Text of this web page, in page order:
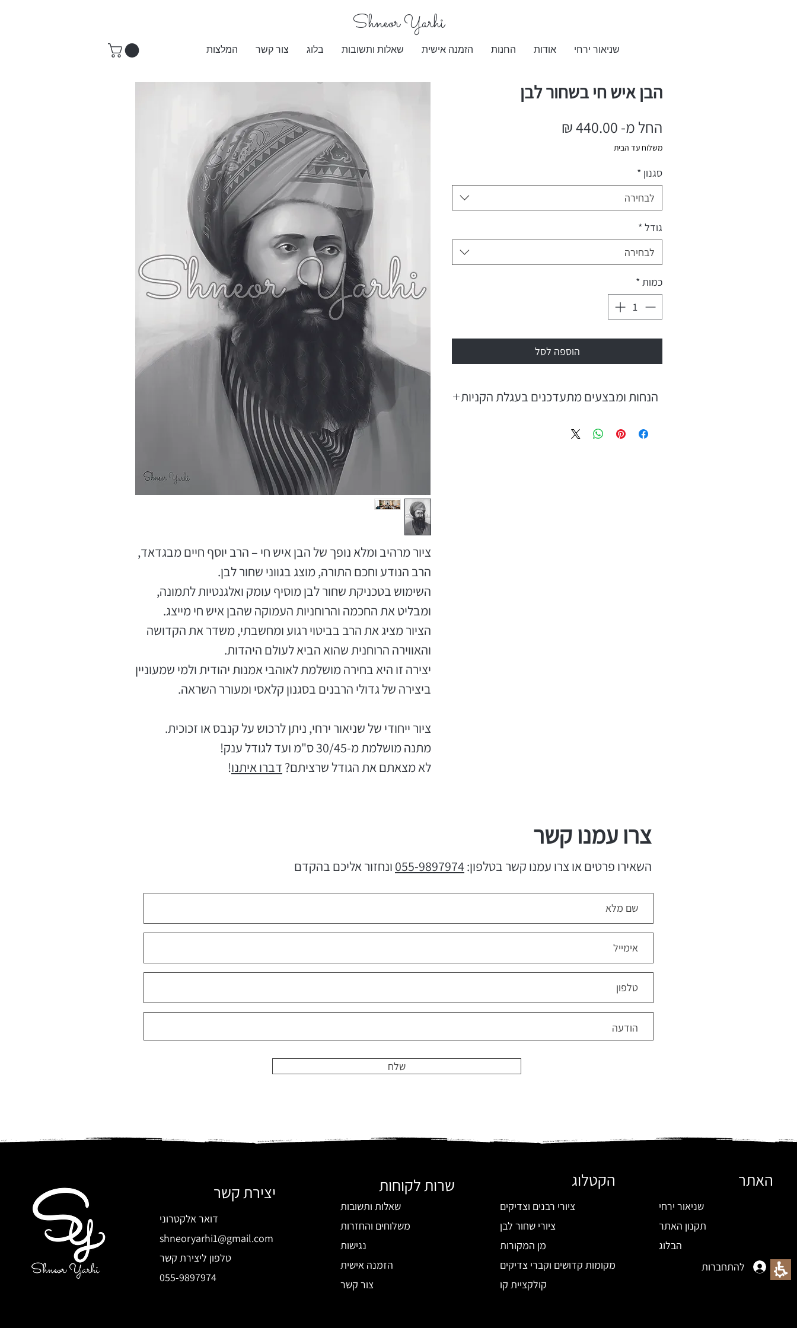
שניאור ירחי אודות החנות הזמנה אישית שאלות ותשובות בלוג צור קשר המלצות
​Shneor Yarhi
ציור מרהיב ומלא נופך של הבן איש חי – הרב יוסף חיים מבגדאד,
הרב הנודע וחכם התורה, מוצג בגווני שחור לבן.
השימוש בטכניקת שחור לבן מוסיף עומק ואלגנטיות לתמונה,
ומבליט את החכמה והרוחניות העמוקה שהבן איש חי מייצג.
הציור מציג את הרב בביטוי רגוע ומחשבתי, משדר את הקדושה
והאווירה הרוחנית שהוא הביא לעולם היהדות.
יצירה זו היא בחירה מושלמת לאוהבי אמנות יהודית ולמי שמעוניין
ביצירה של גדולי הרבנים בסגנון קלאסי ומעורר השראה.
ציור ייחודי של שניאור ירחי, ניתן לרכוש על קנבס או זכוכית.
מתנה מושלמת מ-30/45 ס"מ ועד לגודל ענק!
לא מצאתם את הגודל שרציתם? דברו איתנו!
הבן איש חי בשחור לבן
החל מ- 440.00 ₪
מחיר
מבצע
משלוח עד הבית
סגנון *
לבחירה
גודל*
לבחירה
כמות*
הוספה לסל
הנחות ומבצעים מתעדכנים בעגלת הקניות
צרו עמנו קשר
שלח
השאירו פרטים או צרו עמנו קשר בטלפון:055-9897974 ונחזור אליכם בהקדם
יצירת קשר
דואר אלקטרוני
shneoryarhi1@gmail.com
טלפון ליצירת קשר
055-9897974
שרות לקוחות
שאלות ותשובות
משלוחים והחזרות
נגישות
הזמנה אישית
צור קשר
הקטלוג
ציורי רבנים וצדיקים
ציורי שחור לבן
מן המקורות
מקומות קדושים וקברי צדיקים
קולקציית קו
האתר
שניאור ירחי
תקנון האתר
הבלוג
להתחברות